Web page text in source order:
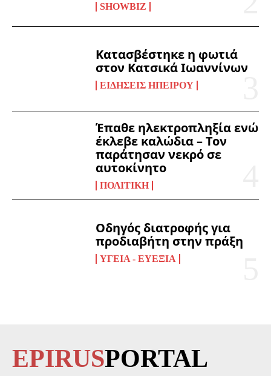
SHOWBIZ
Κατασβέστηκε η φωτιά
στον Κατσικά Ιωαννίνων
ΕΙΔΉΣΕΙΣ ΗΠΕΊΡΟΥ
Έπαθε ηλεκτροπληξία ενώ
έκλεβε καλώδια – Τον
παράτησαν νεκρό σε
αυτοκίνητο
ΠΟΛΙΤΙΚΉ
Οδηγός διατροφής για
προδιαβήτη στην πράξη
ΥΓΕΊΑ - ΕΥΕΞΊΑ
EPIRUSPORTAL